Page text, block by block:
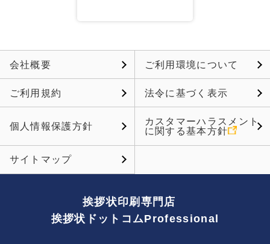
会社概要 ご利用環境について
ご利用規約 法令に基づく表示
個人情報保護方針
カスタマーハラスメント
に関する基本方針
サイトマップ
挨拶状印刷専門店
挨拶状ドットコムProfessional